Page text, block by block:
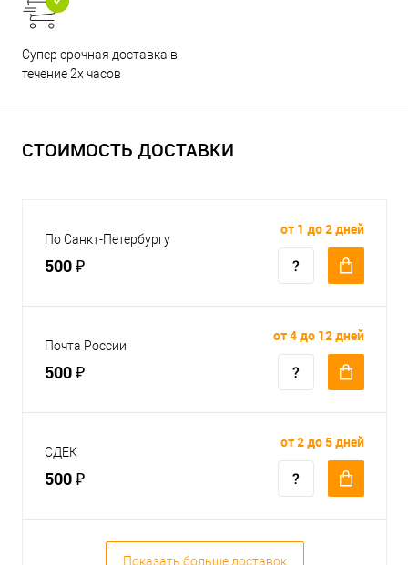
Супер срочная доставка в
течение 2х часов
СТОИМОСТЬ ДОСТАВКИ
По Санкт-Петербургу
500 ₽
от 1 до 2 дней
Почта России
500 ₽
от 4 до 12 дней
СДЕК
500 ₽
от 2 до 5 дней
Показать больше доставок